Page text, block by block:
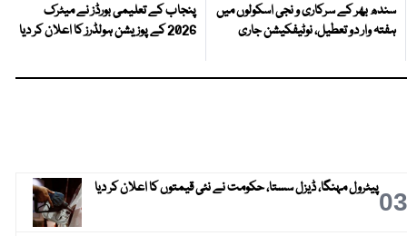
سندھ بھر کے سرکاری و نجی اسکولوں میں
ہفتہ وار دو تعطیل، نوٹیفکیشن جاری
پنجاب کے تعلیمی بورڈز نے میٹرک
2026 کے پوزیشن ہولڈرز کا اعلان کر دیا
03پیٹرول مہنگا، ڈیزل سستا، حکومت نے نئی قیمتوں کا اعلان کر دیا